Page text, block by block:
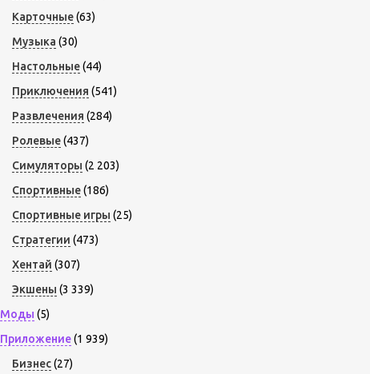
Карточные(63)
Музыка (30)
Настольные(44)
Приключения (541)
Развлечения (284)
Ролевые(437)
Симуляторы (2 203)
Спортивные(186)
Спортивные игры (25)
Стратегии (473)
Хентай (307)
Экшены (3 339)
Моды (5)
Приложение(1 939)
Бизнес(27)